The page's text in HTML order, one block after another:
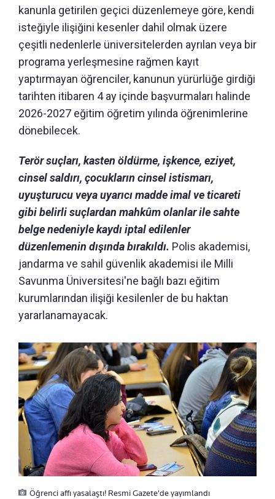
kanunla getirilen geçici düzenlemeye göre, kendi
isteğiyle ilişiğini kesenler dahil olmak üzere
çeşitli nedenlerle üniversitelerden ayrılan veya bir
programa yerleşmesine rağmen kayıt
yaptırmayan öğrenciler, kanunun yürürlüğe girdiği
tarihten itibaren 4 ay içinde başvurmaları halinde
2026-2027 eğitim öğretim yılında öğrenimlerine
dönebilecek.
Terör suçları, kasten öldürme, işkence, eziyet,
cinsel saldırı, çocukların cinsel istismarı,
uyuşturucu veya uyarıcı madde imal ve ticareti
gibi belirli suçlardan mahkûm olanlar ile sahte
belge nedeniyle kaydı iptal edilenler
düzenlemenin dışında bırakıldı. Polis akademisi,
jandarma ve sahil güvenlik akademisi ile Milli
Savunma Üniversitesi'ne bağlı bazı eğitim
kurumlarından ilişiği kesilenler de bu haktan
yararlanamayacak.
Öğrenci affı yasalaştı! Resmi Gazete'de yayımlandı